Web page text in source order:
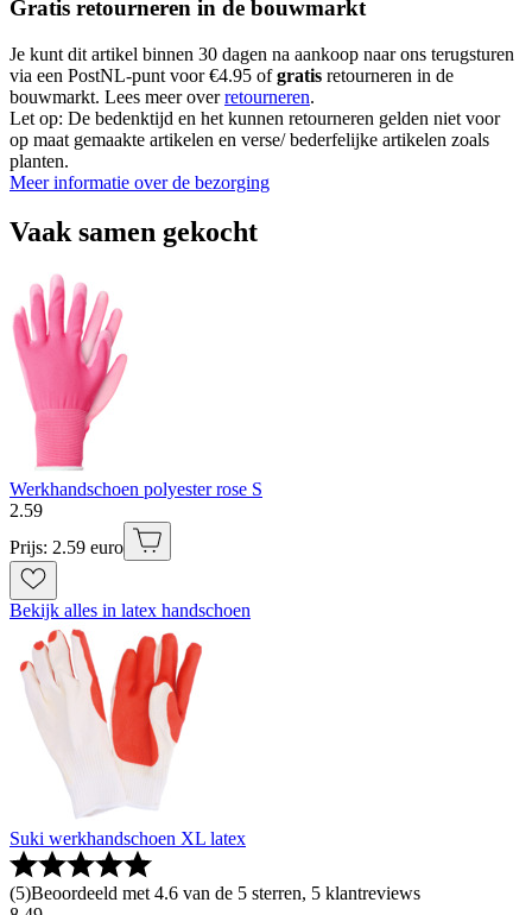
Gratis retourneren in de bouwmarkt
Je kunt dit artikel binnen 30 dagen na aankoop naar ons terugsturen
via een PostNL-punt voor €4.95 ofgratis retourneren in de
bouwmarkt. Lees meer overretourneren.
Let op: De bedenktijd en het kunnen retourneren gelden niet voor
op maat gemaakte artikelen en verse/ bederfelijke artikelen zoals
planten.
Meer informatie over de bezorging
Vaak samen gekocht
Werkhandschoen polyester rose S
2.59
Prijs: 2.59 euro
Bekijk alles in latex handschoen
Suki werkhandschoen XL latex
(5)Beoordeeld met 4.6 van de 5 sterren, 5 klantreviews